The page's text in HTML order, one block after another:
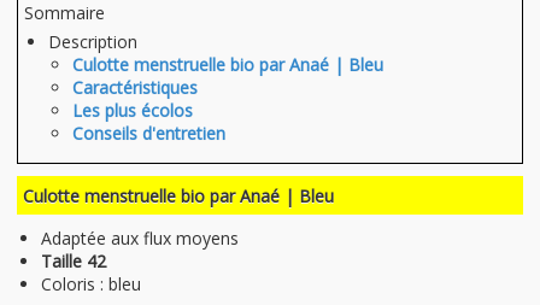
Sommaire
Description
Culotte menstruelle bio par Anaé | Bleu
Caractéristiques
Les plus écolos
Conseils d'entretien
Culotte menstruelle bio par Anaé | Bleu
Adaptée aux flux moyens
Taille 42
Coloris : bleu